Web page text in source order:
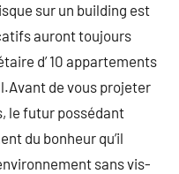
sur un building est
auront toujours
d’ 10 appartements
de vous projeter
le futur possédant
du bonheur qu’il
sans vis-